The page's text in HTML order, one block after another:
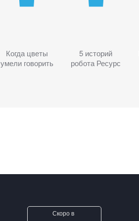
Когда цветы
умели говорить
5 историй
робота Ресурс
Скоро в